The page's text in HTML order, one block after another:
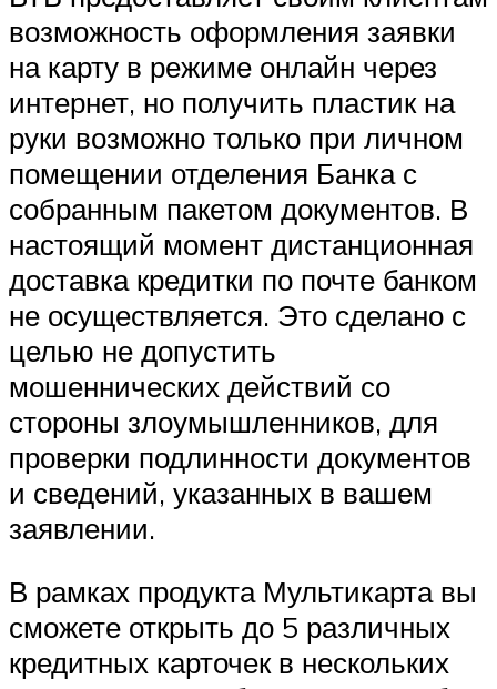
возможность оформления заявки
на карту в режиме онлайн через
интернет, но получить пластик на
руки возможно только при личном
помещении отделения Банка с
собранным пакетом документов. В
настоящий момент дистанционная
доставка кредитки по почте банком
не осуществляется. Это сделано с
целью не допустить
мошеннических действий со
стороны злоумышленников, для
проверки подлинности документов
и сведений, указанных в вашем
заявлении.
В рамках продукта Мультикарта вы
сможете открыть до 5 различных
кредитных карточек в нескольких